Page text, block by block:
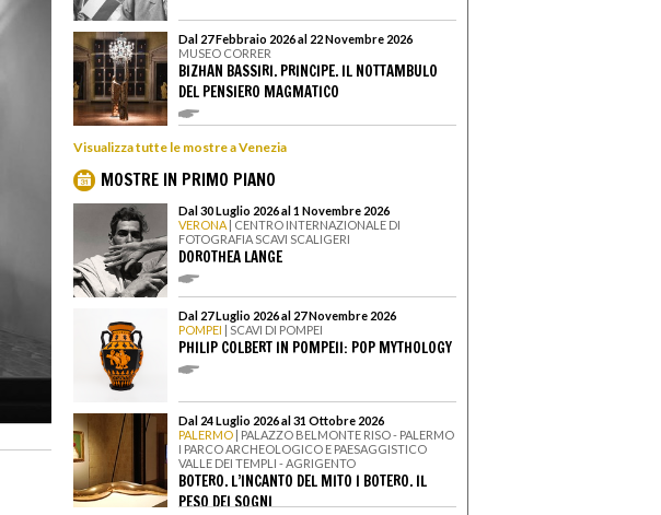
Dal 27 Febbraio 2026 al 22 Novembre 2026
MUSEO CORRER
BIZHAN BASSIRI. PRINCIPE. IL NOTTAMBULO
DEL PENSIERO MAGMATICO
Visualizza tutte le mostre a Venezia
MOSTRE IN PRIMO PIANO
Dal 30 Luglio 2026 al 1 Novembre 2026
VERONA | CENTRO INTERNAZIONALE DI
FOTOGRAFIA SCAVI SCALIGERI
DOROTHEA LANGE
Dal 27 Luglio 2026 al 27 Novembre 2026
POMPEI | SCAVI DI POMPEI
PHILIP COLBERT IN POMPEII: POP MYTHOLOGY
Dal 24 Luglio 2026 al 31 Ottobre 2026
PALERMO | PALAZZO BELMONTE RISO - PALERMO
I PARCO ARCHEOLOGICO E PAESAGGISTICO
VALLE DEI TEMPLI - AGRIGENTO
BOTERO. L’INCANTO DEL MITO I BOTERO. IL
PESO DEI SOGNI